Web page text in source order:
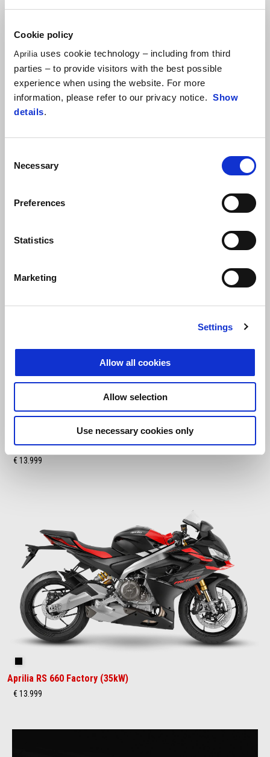
Cookie policy
Aprilia uses cookie technology – including from third
parties – to provide visitors with the best possible
experience when using the website. For more
information, please refer to our privacy notice. Show
details.
Selection
Necessary
Preferences
Statistics
Marketing
Settings
Allow all cookies
Allow selection
Use necessary cookies only
Aprilia RS 660 Factory
€ 13.999
Aprilia RS 660 Factory (35kW)
€ 13.999